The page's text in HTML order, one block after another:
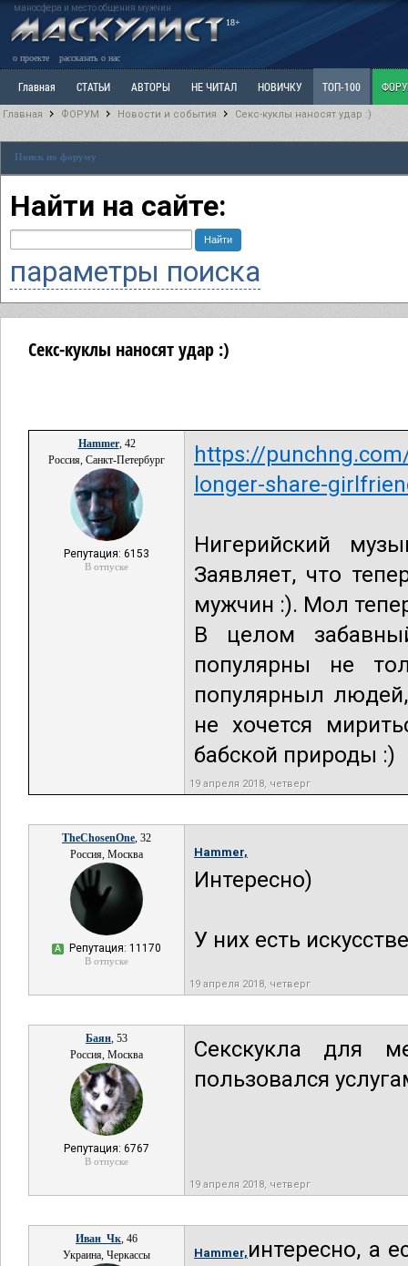
маносфера и место общения мужчин
18+
о проекте рассказать о нас
Главная СТАТЬИ АВТОРЫ НЕ ЧИТАЛ НОВИЧКУ ТОП-100
Ветка: Наболевшее. Выскажись!
РАЗДЕЛ: Разное
Главная ФОРУМ Новости и события Секс-куклы наносят удар :)
Поиск по форуму
Найти на сайте:
параметры поиска
Секс-куклы наносят удар :)
Hammer, 42
Россия, Санкт-Петербург
Репутация: 6153
В отпуске
https://
longer-share-
Нигерийский
Заявляет, что
мужчин :). Мол
В целом
популярны не
популярныл
не хочется
бабской природы :)
19 апреля 2018, четверг
TheChosenOne, 32
Россия, Москва
А Репутация: 11170
В отпуске
Hammer,
Интересно)
У них есть
19 апреля 2018, четверг
Баян, 53
Россия, Москва
Репутация: 6767
В отпуске
Секскукла для
пользовался
19 апреля 2018, четверг
Иван_Чк, 46
Украина, Черкассы
Hammer, интересно, а